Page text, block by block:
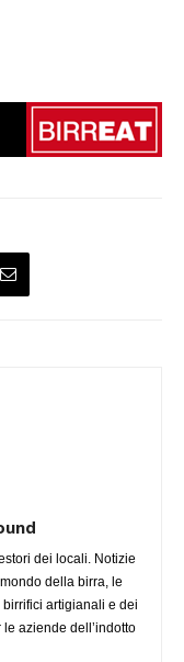
dei locali. Notizie
della birra, le
artigianali e dei
aziende dell’indotto